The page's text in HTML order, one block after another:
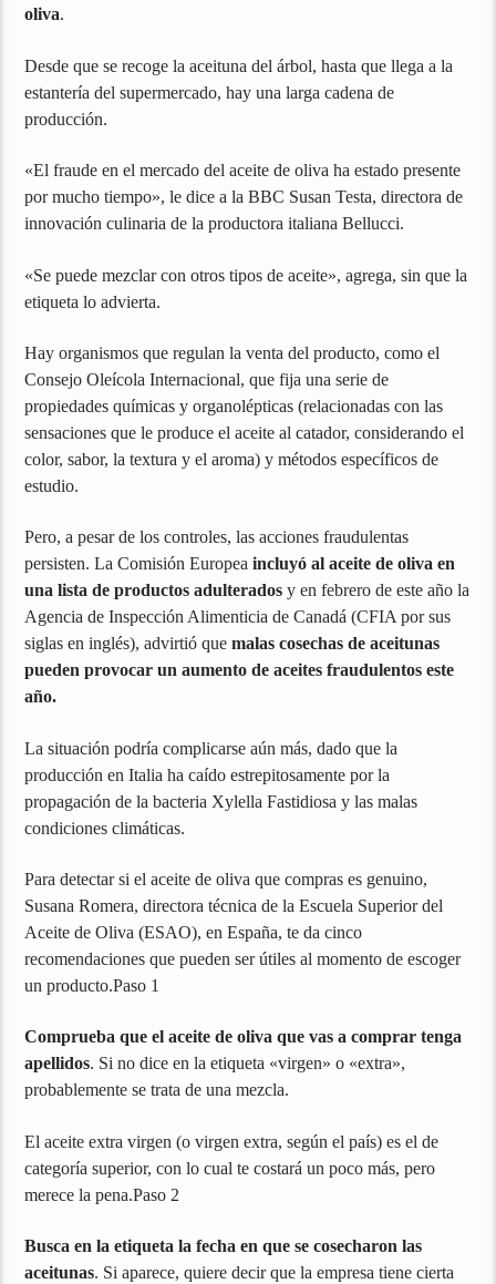
oliva.
Desde que se recoge la aceituna del árbol, hasta que llega a la
estantería del supermercado, hay una larga cadena de
producción.
«El fraude en el mercado del aceite de oliva ha estado presente
por mucho tiempo», le dice a la BBC Susan Testa, directora de
innovación culinaria de la productora italiana Bellucci.
«Se puede mezclar con otros tipos de aceite», agrega, sin que la
etiqueta lo advierta.
Hay organismos que regulan la venta del producto, como el
Consejo Oleícola Internacional, que fija una serie de
propiedades químicas y organolépticas (relacionadas con las
sensaciones que le produce el aceite al catador, considerando el
color, sabor, la textura y el aroma) y métodos específicos de
estudio.
Pero, a pesar de los controles, las acciones fraudulentas
persisten. La Comisión Europea incluyó al aceite de oliva en
una lista de productos adulteradosy en febrero de este año la
Agencia de Inspección Alimenticia de Canadá (CFIA por sus
siglas en inglés), advirtió quemalas cosechas de aceitunas
pueden provocar un aumento de aceites fraudulentos este
año.
La situación podría complicarse aún más, dado que la
producción en Italia ha caído estrepitosamente por la
propagación de la bacteria Xylella Fastidiosa y las malas
condiciones climáticas.
Para detectar si el aceite de oliva que compras es genuino,
Susana Romera, directora técnica de la Escuela Superior del
Aceite de Oliva (ESAO), en España, te da cinco
recomendaciones que pueden ser útiles al momento de escoger
un producto.Paso 1
Comprueba que el aceite de oliva que vas a comprar tenga
apellidos. Si no dice en la etiqueta «virgen» o «extra»,
probablemente se trata de una mezcla.
El aceite extra virgen (o virgen extra, según el país) es el de
categoría superior, con lo cual te costará un poco más, pero
merece la pena.Paso 2
Busca en la etiqueta la fecha en que se cosecharon las
aceitunas. Si aparece, quiere decir que la empresa tiene cierta